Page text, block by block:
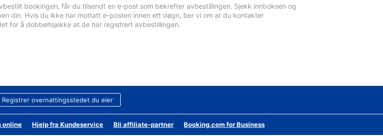
bookingen, får du tilsendt en e-post som bekrefter avbestillingen. Sjekk innboksen og
din. Hvis du ikke har mottatt e-posten innen ett døgn, ber vi om at du kontakter
for å dobbeltsjekke at de har registrert avbestillingen.
Registrer overnattingsstedet du eier
online Hjelp fra Kundeservice Bli affiliate-partner Booking.com for Business